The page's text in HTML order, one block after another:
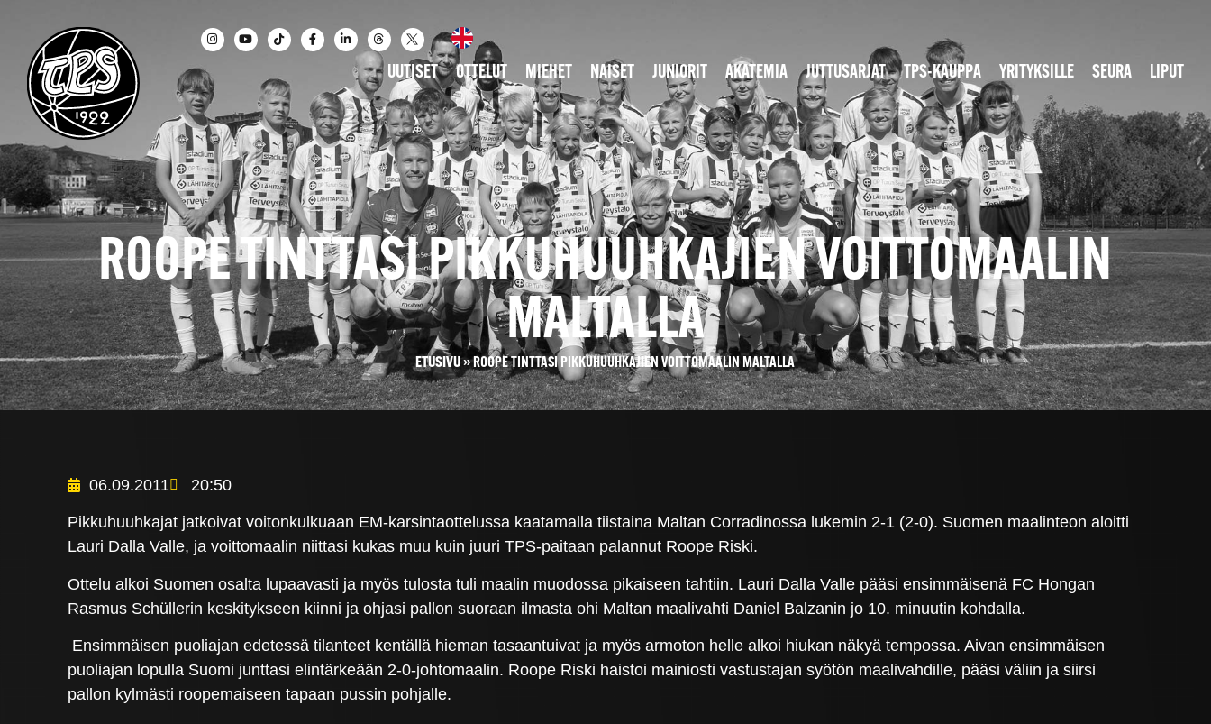
UUTISET OTTELUT MIEHET NAISET JUNIORIT AKATEMIA JUTTUSARJAT TPS-KAUPPA YRITYKSILLE SEURA LIPUT
ROOPE TINTTASI PIKKUHUUHKAJIEN VOITTOMAALIN
MALTALLA
ETUSIVU»ROOPE TINTTASI PIKKUHUUHKAJIEN VOITTOMAALIN MALTALLA
06.09.2011 20:50
Pikkuhuuhkajat jatkoivat voitonkulkuaan EM-karsintaottelussa kaatamalla tiistaina Maltan Corradinossa lukemin 2-1 (2-0). Suomen maalinteon aloitti
Lauri Dalla Valle, ja voittomaalin niittasi kukas muu kuin juuri TPS-paitaan palannut Roope Riski.
Ottelu alkoi Suomen osalta lupaavasti ja myös tulosta tuli maalin muodossa pikaiseen tahtiin. Lauri Dalla Valle pääsi ensimmäisenä FC Hongan
Rasmus Schüllerin keskitykseen kiinni ja ohjasi pallon suoraan ilmasta ohi Maltan maalivahti Daniel Balzanin jo 10. minuutin kohdalla.
Ensimmäisen puoliajan edetessä tilanteet kentällä hieman tasaantuivat ja myös armoton helle alkoi hiukan näkyä tempossa. Aivan ensimmäisen
puoliajan lopulla Suomi junttasi elintärkeään 2-0-johtomaalin. Roope Riski haistoi mainiosti vastustajan syötön maalivahdille, pääsi väliin ja siirsi
pallon kylmästi roopemaiseen tapaan pussin pohjalle.